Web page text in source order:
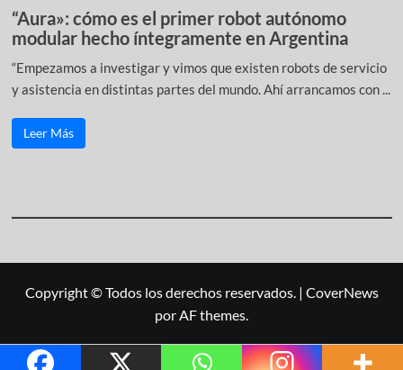
“Aura»: cómo es el primer robot autónomo
modular hecho íntegramente en Argentina
“Empezamos a investigar y vimos que existen robots de servicio
y asistencia en distintas partes del mundo. Ahí arrancamos con ...
Leer Más
Copyright © Todos los derechos reservados. | CoverNews
por AF themes.